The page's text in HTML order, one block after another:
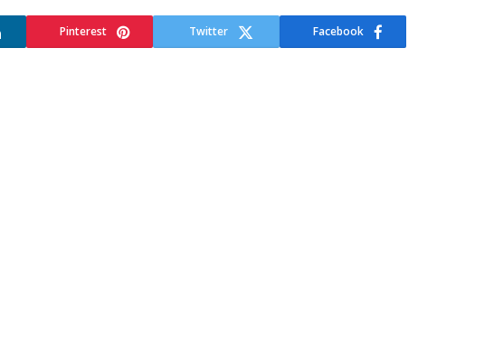
Facebook
Twitter
Pinterest